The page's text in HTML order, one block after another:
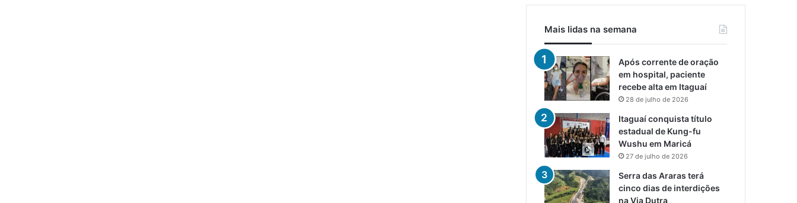
Mais lidas na semana
Após corrente de oração
em hospital, paciente
recebe alta em Itaguaí
28 de julho de 2026
Itaguaí conquista título
estadual de Kung-fu
Wushu em Maricá
27 de julho de 2026
Serra das Araras terá
cinco dias de interdições
na Via Dutra